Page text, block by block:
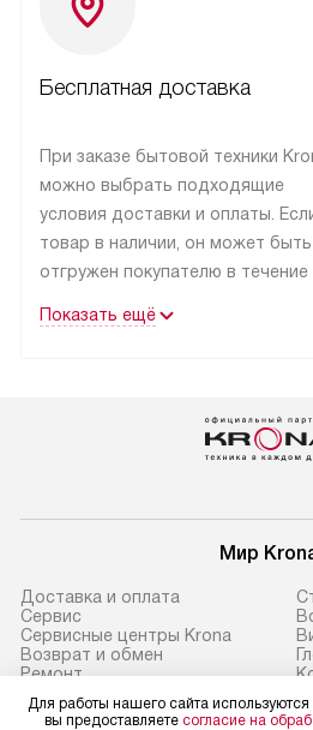
Бесплатная доставка
При заказе бытовой техники
можно выбрать подходящие
условия доставки и оплаты.
товар в наличии, он может быть
отгружен покупателю в течение
оплачивается дополнительно.
Возможна доставка товаров
Показать ещё
Мир
Доставка и оплата
Сервис
Сервисные центры Krona
Возврат и обмен
Ремонт
Для работы нашего сайта
вы предоставляете согласие на